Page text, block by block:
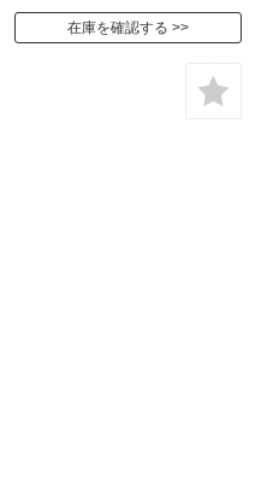
在庫を確認する